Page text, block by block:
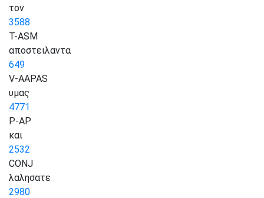
τον
3588
T-ASM
αποστειλαντα
649
V-AAPAS
υμας
4771
P-AP
και
2532
CONJ
λαλησατε
2980